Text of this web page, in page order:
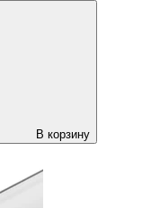
В корзину